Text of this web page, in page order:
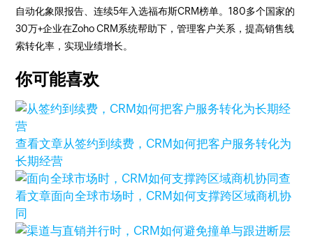
自动化象限报告、连续5年入选福布斯CRM榜单。180多个国家的
30万+企业在Zoho CRM系统帮助下，管理客户关系，提高销售线
索转化率，实现业绩增长。
你可能喜欢
查看文章从签约到续费，CRM如何把客户服务转化为
长期经营
查
看文章面向全球市场时，CRM如何支撑跨区域商机协
同